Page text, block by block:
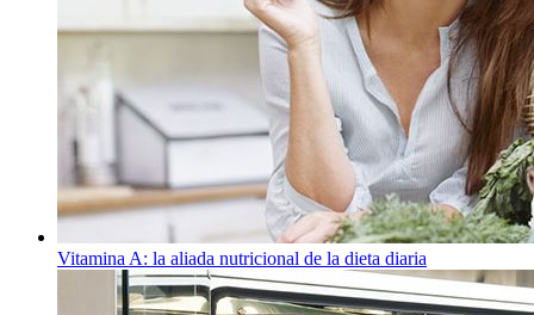
Vitamina A: la aliada nutricional de la dieta diaria